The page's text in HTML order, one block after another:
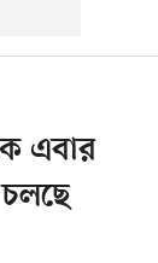
এবার
চলছে